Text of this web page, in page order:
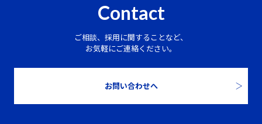
Contact
ご相談、採用に関することなど、
お気軽にご連絡ください。
お問い合わせへ